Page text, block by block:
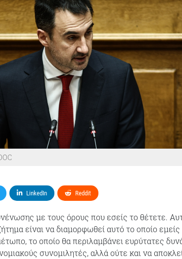
LinkedIn Reddit
με τους όρους που εσείς το θέτετε.
είναι να διαμορφωθεί αυτό το οποίο εμείς
το οποίο θα περιλαμβάνει ευρύτατες
συνομιλητές, αλλά ούτε και να